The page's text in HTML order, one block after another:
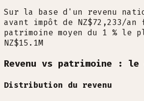
Sur la base d'un revenu
avant impôt de NZ$72,233/an
patrimoine moyen du 1 % le
NZ$15.1M
Revenu vs patrimoine : le
Distribution du revenu